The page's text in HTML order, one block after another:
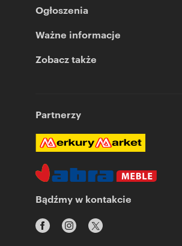
Ogłoszenia
Ważne informacje
Zobacz także
Partnerzy
Bądźmy w kontakcie